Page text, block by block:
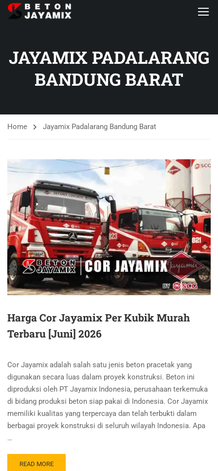
JAYAMIX PADALARANG
BANDUNG BARAT
Home Jayamix Padalarang Bandung Barat
Harga Cor Jayamix Per Kubik Murah
Terbaru [Juni] 2026
Cor Jayamix adalah salah satu jenis beton pracetak yang
digunakan secara luas dalam proyek konstruksi. Beton ini
diproduksi oleh PT Jayamix Indonesia, perusahaan terkemuka
di bidang produksi beton siap pakai di Indonesia. Cor Jayamix
memiliki kualitas yang terpercaya dan telah terbukti dalam
berbagai proyek konstruksi di seluruh wilayah Indonesia. Apa
…
READ MORE